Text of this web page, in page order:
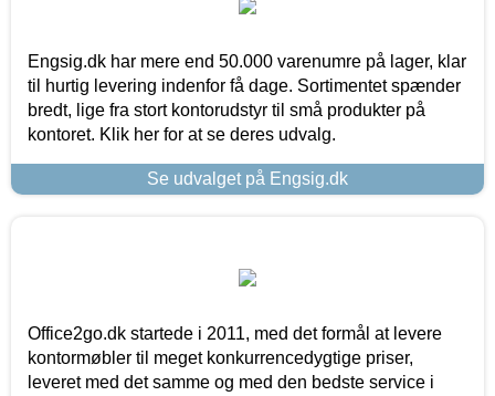
Engsig.dk har mere end 50.000 varenumre på lager, klar
til hurtig levering indenfor få dage. Sortimentet spænder
bredt, lige fra stort kontorudstyr til små produkter på
kontoret. Klik her for at se deres udvalg.
Se udvalget på Engsig.dk
Office2go.dk startede i 2011, med det formål at levere
kontormøbler til meget konkurrencedygtige priser,
leveret med det samme og med den bedste service i